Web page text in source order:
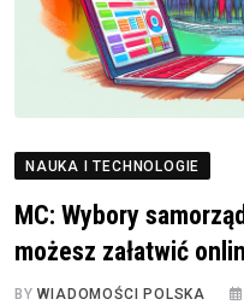
NAUKA I TECHNOLOGIE
MC: Wybory
możesz załatwić
BYWIADOMOŚCI POLSKA